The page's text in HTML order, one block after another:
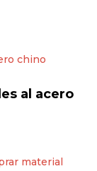
al acero